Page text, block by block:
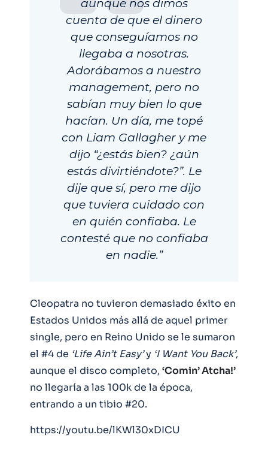
aunque nos dimos
cuenta de que el dinero
que conseguíamos no
llegaba a nosotras.
Adorábamos a nuestro
management, pero no
sabían muy bien lo que
hacían. Un día, me topé
con Liam Gallagher y me
dijo “¿estás bien? ¿aún
estás divirtiéndote?”. Le
dije que sí, pero me dijo
que tuviera cuidado con
en quién confiaba. Le
contesté que no confiaba
en nadie.”
Cleopatra no tuvieron demasiado éxito en
Estados Unidos más allá de aquel primer
single, pero en Reino Unido se le sumaron
el #4 de ‘Life Ain’t Easy’y ‘I Want You Back’,
aunque el disco completo, ‘Comin’ Atcha!’
no llegaría a las 100k de la época,
entrando a un tibio #20.
https://youtu.be/lKWl30xDICU